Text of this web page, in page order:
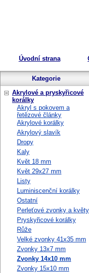
Úvodní strana
Kategorie
Akrylové a pryskyřicové
korálky
Akryl s pokovem a
řetězové články
Akrylové korálky
Akrylový slavík
Dropy
Kaly
Květ 18 mm
Květ 29x27 mm
Listy
Luminiscenční korálky
Ostatní
Perleťové zvonky a květy
Pryskyřicové korálky
Růže
Velké zvonky 41x35 mm
Zvonky 13x7 mm
Zvonky 14x10 mm
Zvonky 15x10 mm